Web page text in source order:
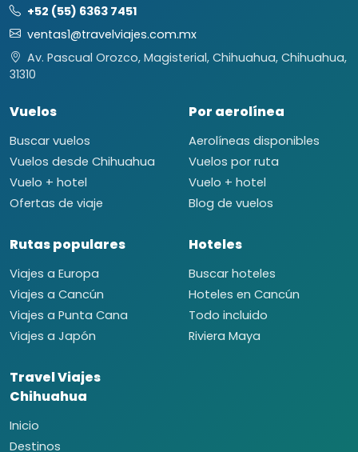
+52 (55) 6363 7451
ventas1@travelviajes.com.mx
Av. Pascual Orozco, Magisterial, Chihuahua, Chihuahua,
31310
Vuelos
Buscar vuelos
Vuelos desde Chihuahua
Vuelo + hotel
Ofertas de viaje
Por aerolínea
Aerolíneas disponibles
Vuelos por ruta
Vuelo + hotel
Blog de vuelos
Rutas populares
Viajes a Europa
Viajes a Cancún
Viajes a Punta Cana
Viajes a Japón
Hoteles
Buscar hoteles
Hoteles en Cancún
Todo incluido
Riviera Maya
Travel Viajes
Chihuahua
Inicio
Destinos